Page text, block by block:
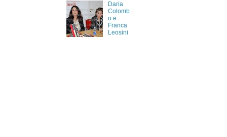
Daria
Colomb
o e
Franca
Leosini